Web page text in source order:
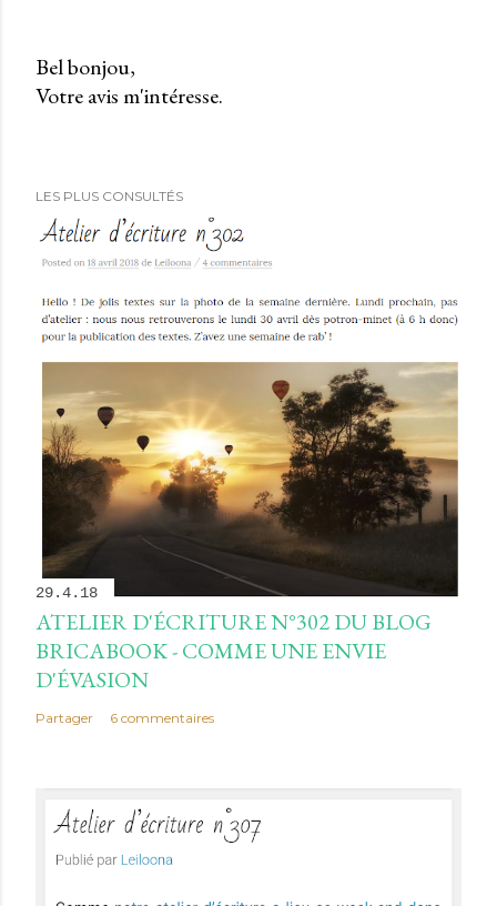
E
i
s
t
r
e
u
n
c
o
m
e
n
t
a
r
Bel bonjou,
Votre avis m'intéresse.
LES PLUS CONSULTÉS
29.4.18
ATELIER D'ÉCRITURE N°302 DU BLOG
BRICABOOK - COMME UNE ENVIE
D'ÉVASION
Partager 6 commentaires